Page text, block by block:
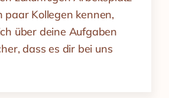
paar Kollegen kennen,
über deine Aufgaben
dass es dir bei uns